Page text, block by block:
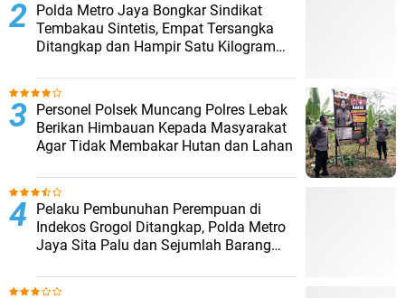
‎Polda Metro Jaya Bongkar Sindikat
Tembakau Sintetis, Empat Tersangka
Ditangkap dan Hampir Satu Kilogram
Personel Polsek Muncang Polres Lebak
Berikan Himbauan Kepada Masyarakat
Agar Tidak Membakar Hutan dan Lahan
Pelaku Pembunuhan Perempuan di
Indekos Grogol Ditangkap, Polda Metro
Jaya Sita Palu dan Sejumlah Barang